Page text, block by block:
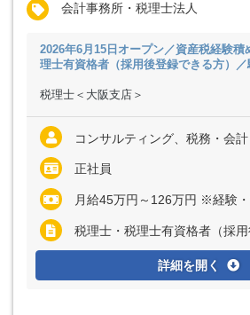
会計事務所・税理士法人
2026年6月15日オープン／資産税経験積
理士有資格者（採用後登録できる方）／
税理士＜大阪支店＞
コンサルティング、税務・会計
正社員
月給45万円～126万円 ※経験・能力など考慮の上、決定いたします ※上記に固定残業代（月45時間分＝
税理士・税理士有資格者（採用
詳細を開く